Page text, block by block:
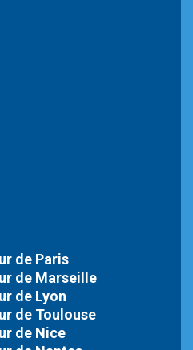
de Paris
de Marseille
de Lyon
de Toulouse
de Nice